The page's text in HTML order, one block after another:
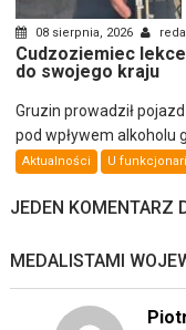
08 sierpnia, 2026
Cudzoziemiec
do swojego kraju
Gruzin prowadził
pod wpływem alkoholu
Aktualności U
JEDEN KOMENTARZ
MEDALISTAMI